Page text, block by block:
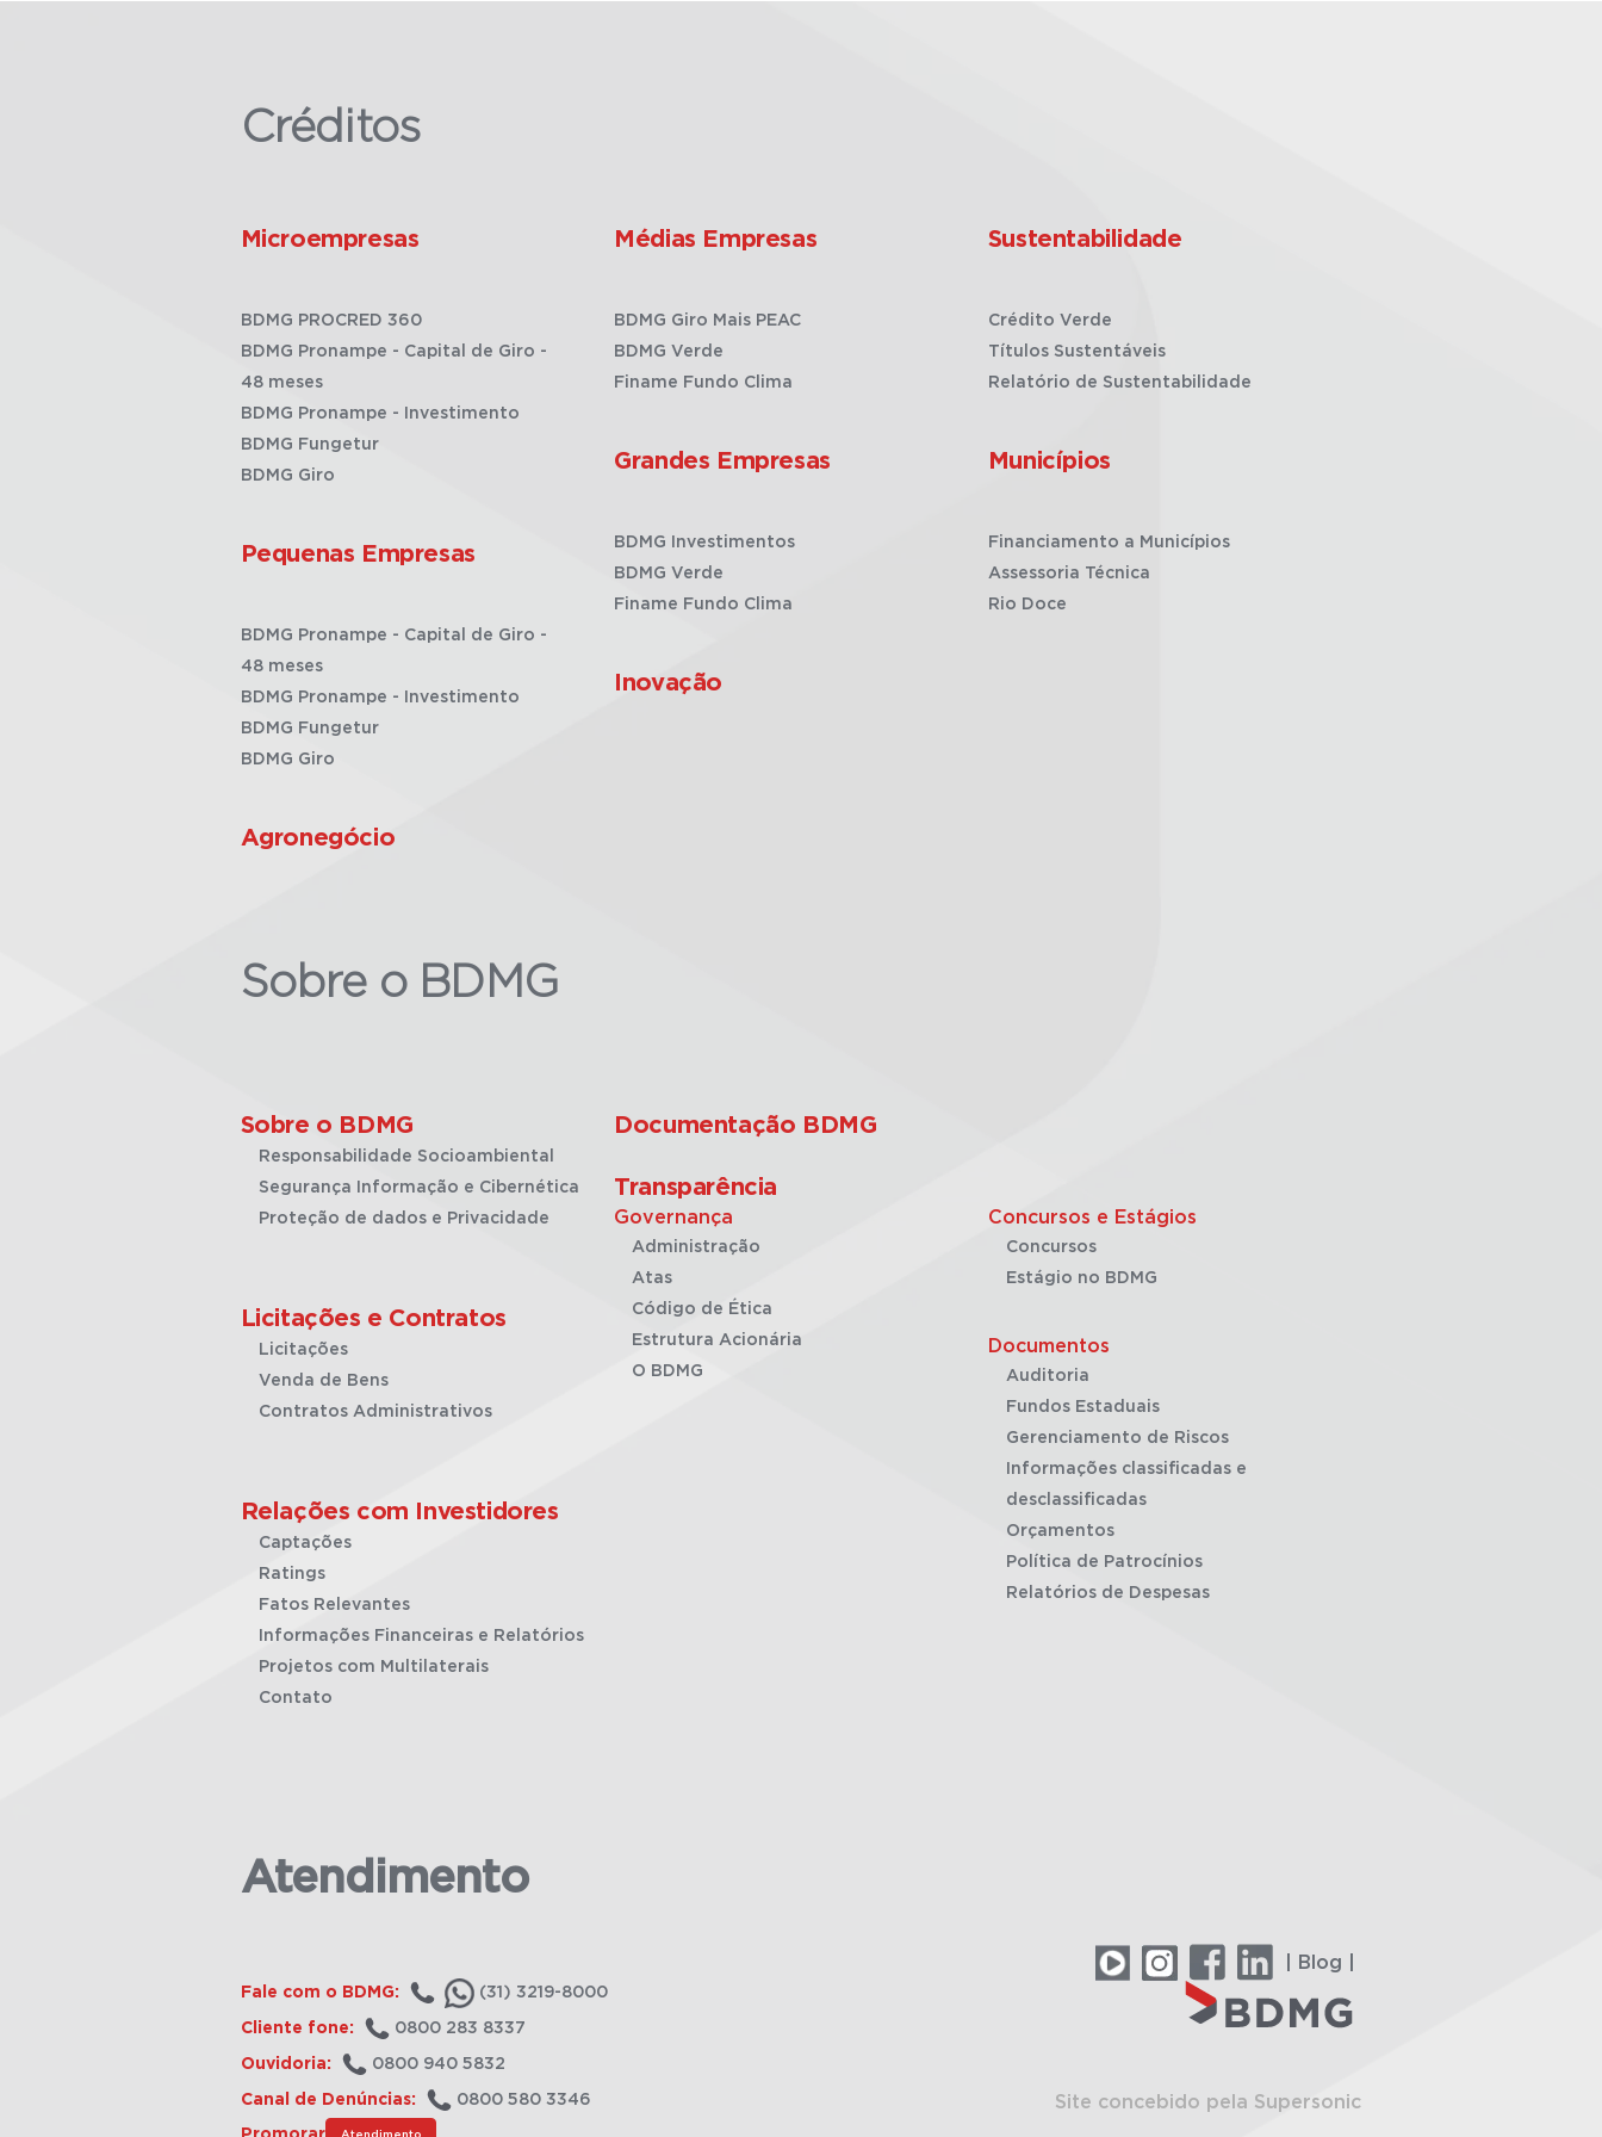
Créditos
Microempresas
BDMG PROCRED 360
BDMG Pronampe - Capital de Giro -
48 meses
BDMG Pronampe - Investimento
BDMG Fungetur
BDMG Giro
Pequenas Empresas
BDMG Pronampe - Capital de Giro -
48 meses
BDMG Pronampe - Investimento
BDMG Fungetur
BDMG Giro
Agronegócio
Médias Empresas
BDMG Giro Mais PEAC
BDMG Verde
Finame Fundo Clima
Grandes Empresas
BDMG Investimentos
BDMG Verde
Finame Fundo Clima
Inovação
Sustentabilidade
Crédito Verde
Títulos Sustentáveis
Relatório de Sustentabilidade
Municípios
Financiamento a Municípios
Assessoria Técnica
Rio Doce
Sobre o BDMG
Sobre o BDMG
Responsabilidade Socioambiental
Segurança Informação e Cibernética
Proteção de dados e Privacidade
Licitações e Contratos
Licitações
Venda de Bens
Contratos Administrativos
Relações com Investidores
Captações
Ratings
Fatos Relevantes
Informações Financeiras e Relatórios
Projetos com Multilaterais
Contato
Documentação BDMG
Transparência
Governança
Administração
Atas
Código de Ética
Estrutura Acionária
O BDMG
Concursos e Estágios
Concursos
Estágio no BDMG
Documentos
Auditoria
Fundos Estaduais
Gerenciamento de Riscos
Informações classificadas e
desclassificadas
Orçamentos
Política de Patrocínios
Relatórios de Despesas
Atendimento
Fale com o BDMG: (31) 3219-8000
Cliente fone: 0800 283 8337
Ouvidoria: 0800 940 5832
Canal de Denúncias: 0800 580 3346
Atendimento
| Blog |
Site concebido pela Supersonic